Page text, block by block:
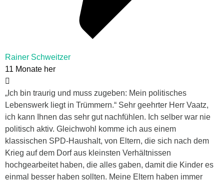
Rainer Schweitzer
11 Monate her
„Ich bin traurig und muss zugeben: Mein politisches
Lebenswerk liegt in Trümmern.“ Sehr geehrter Herr Vaatz,
ich kann Ihnen das sehr gut nachfühlen. Ich selber war nie
politisch aktiv. Gleichwohl komme ich aus einem
klassischen SPD-Haushalt, von Eltern, die sich nach dem
Krieg auf dem Dorf aus kleinsten Verhältnissen
hochgearbeitet haben, die alles gaben, damit die Kinder es
einmal besser haben sollten. Meine Eltern haben immer